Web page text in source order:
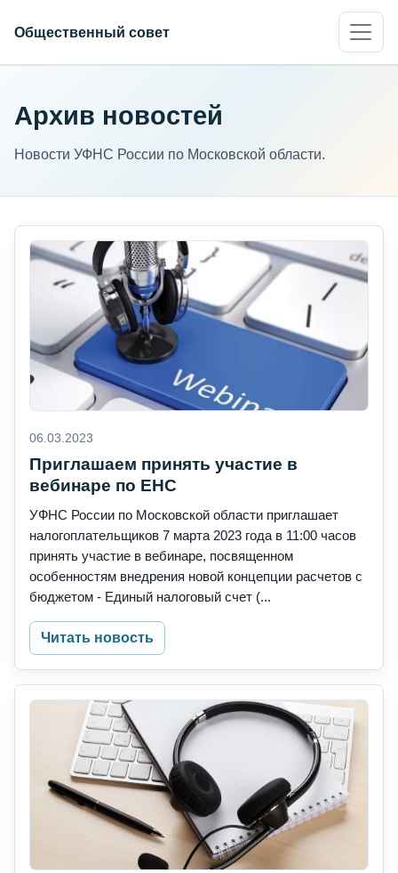
Общественный совет
Архив новостей
Новости УФНС России по Московской области.
06.03.2023
Приглашаем принять участие в
вебинаре по ЕНС
УФНС России по Московской области приглашает
налогоплательщиков 7 марта 2023 года в 11:00 часов
принять участие в вебинаре, посвященном
особенностям внедрения новой концепции расчетов с
бюджетом - Единый налоговый счет (...
Читать новость